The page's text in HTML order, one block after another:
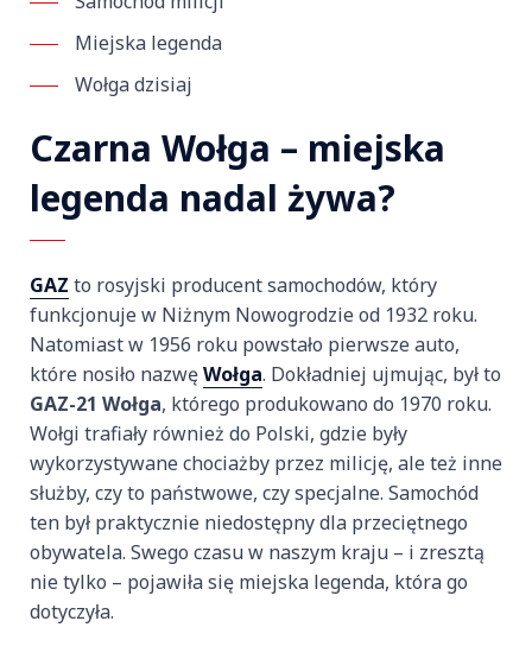
Miejska legenda
Wołga dzisiaj
Czarna Wołga – miejska
legenda nadal żywa?
GAZ to rosyjski producent samochodów, który
funkcjonuje w Niżnym Nowogrodzie od 1932 roku.
Natomiast w 1956 roku powstało pierwsze auto,
które nosiło nazwęWołga. Dokładniej ujmując, był to
GAZ-21 Wołga, którego produkowano do 1970 roku.
Wołgi trafiały również do Polski, gdzie były
wykorzystywane chociażby przez milicję, ale też inne
służby, czy to państwowe, czy specjalne. Samochód
ten był praktycznie niedostępny dla przeciętnego
obywatela. Swego czasu w naszym kraju – i zresztą
nie tylko – pojawiła się miejska legenda, która go
dotyczyła.